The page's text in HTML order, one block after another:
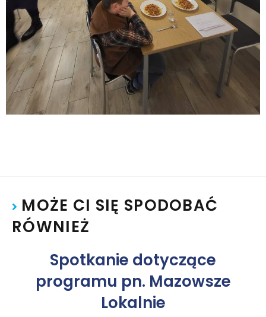
MOŻE CI SIĘ SPODOBAĆ
RÓWNIEŻ
Spotkanie dotyczące
programu pn. Mazowsze
Lokalnie